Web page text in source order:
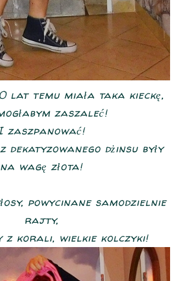
lat temu miała taka kieckę,
zaszaleć!
zaszpanować!
dekatyzowanego dżinsu były
na wagę złota!
powycinane samodzielnie
rajty,
z korali, wielkie kolczyki!